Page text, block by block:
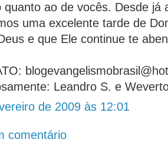
quanto ao de vocês. Desde já
uma excelente tarde de
e que Ele continue te
Leandro S. e
de 2009 às 12:01
comentário